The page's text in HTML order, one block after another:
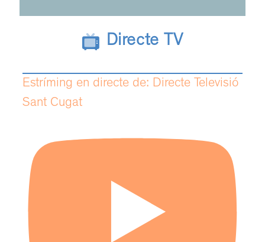
Directe TV
Estríming en directe de: Directe Televisió
Sant Cugat